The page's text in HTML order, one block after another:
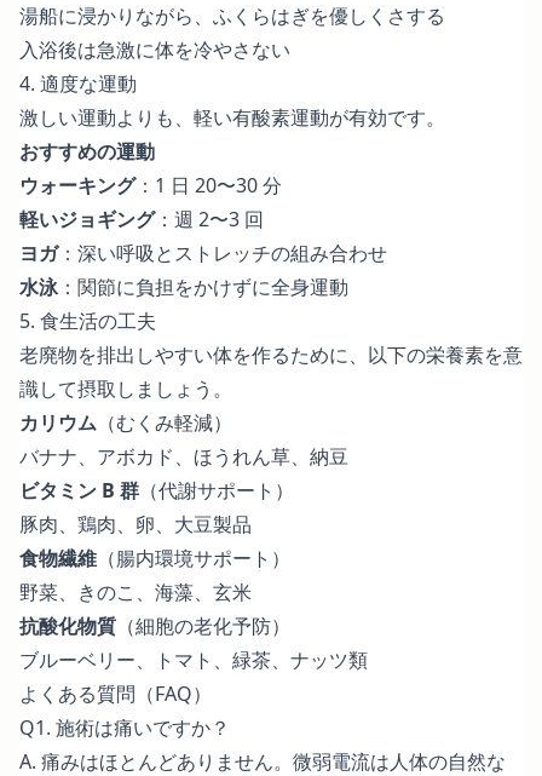
湯船に浸かりながら、ふくらはぎを優しくさする
入浴後は急激に体を冷やさない
4. 適度な運動
激しい運動よりも、軽い有酸素運動が有効です。
おすすめの運動
ウォーキング：1 日 20〜30 分
軽いジョギング：週 2〜3 回
ヨガ：深い呼吸とストレッチの組み合わせ
水泳：関節に負担をかけずに全身運動
5. 食生活の工夫
老廃物を排出しやすい体を作るために、以下の栄養素を意
識して摂取しましょう。
カリウム （むくみ軽減）
バナナ、アボカド、ほうれん草、納豆
ビタミン B 群 （代謝サポート）
豚肉、鶏肉、卵、大豆製品
食物繊維 （腸内環境サポート）
野菜、きのこ、海藻、玄米
抗酸化物質 （細胞の老化予防）
ブルーベリー、トマト、緑茶、ナッツ類
よくある質問（FAQ）
Q1. 施術は痛いですか？
A. 痛みはほとんどありません。微弱電流は人体の自然な